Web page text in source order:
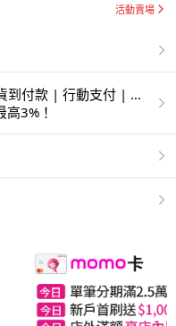
活動賣場
到付款 | 行動支付 | 超
3%！